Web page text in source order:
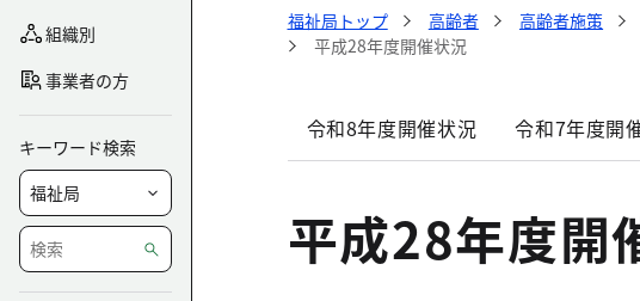
組織別
事業者の方
キーワード検索
福祉局トップ 高齢者 高齢者施策
平成28年度開催状況
令和8年度開催状況 令和7年度開
平成28年度開